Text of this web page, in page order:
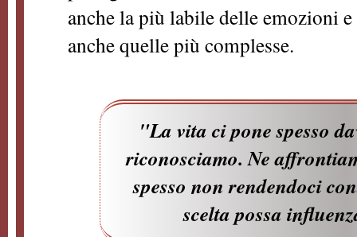
anche la più labile delle emozioni
anche quelle più complesse.
"La vita ci pone spesso
riconosciamo. Ne
spesso non rendendoci
scelta possa